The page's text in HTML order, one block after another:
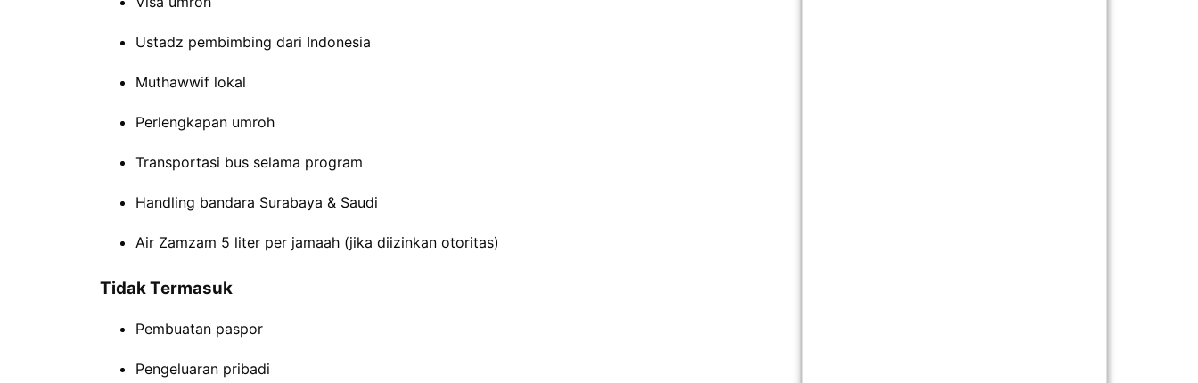
Ustadz pembimbing dari Indonesia
Muthawwif lokal
Perlengkapan umroh
Transportasi bus selama program
Handling bandara Surabaya & Saudi
Air Zamzam 5 liter per jamaah (jika diizinkan otoritas)
Tidak Termasuk
Pembuatan paspor
Pengeluaran pribadi